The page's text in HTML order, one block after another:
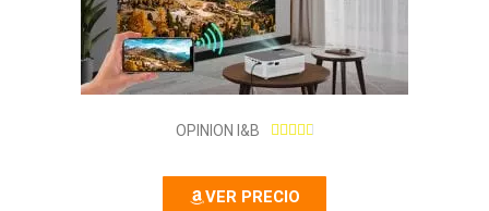
OPINION I&B 4
VER PRECIO